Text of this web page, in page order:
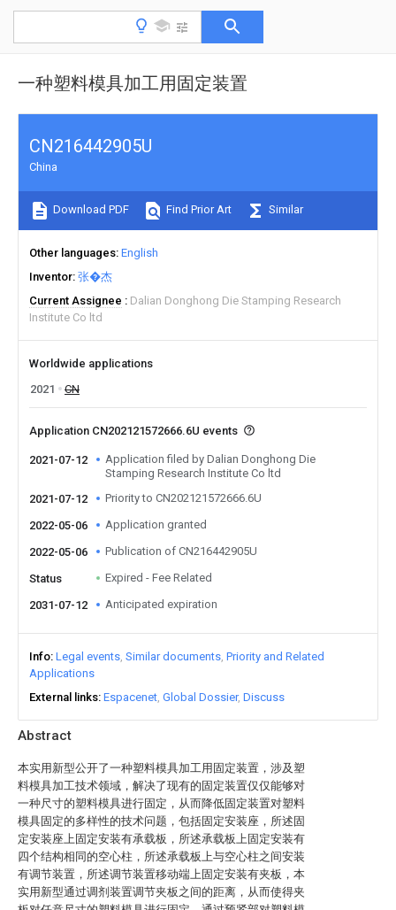
一种塑料模具加工用固定装置
Abstract
本实用新型公开了一种塑料模具加工用固定装置，涉及塑
料模具加工技术领域，解决了现有的固定装置仅仅能够对
一种尺寸的塑料模具进行固定，从而降低固定装置对塑料
模具固定的多样性的技术问题，包括固定安装座，所述固
定安装座上固定安装有承载板，所述承载板上固定安装有
四个结构相同的空心柱，所述承载板上与空心柱之间安装
有调节装置，所述调节装置移动端上固定安装有夹板，本
实用新型通过调剂装置调节夹板之间的距离，从而使得夹
CN216442905U
China
Download PDF Find Prior Art Similar
Other languages English
Inventor 张�杰
Current Assignee
Dalian Donghong Die Stamping Research
Institute Co ltd
Worldwide applications
2021
CN
Application CN202121572666.6U events
2021-07-12
Application filed by Dalian Donghong Die
Stamping Research Institute Co ltd
2021-07-12
Priority to CN202121572666.6U
2022-05-06 Application granted
2022-05-06 Publication of CN216442905U
Status Expired - Fee Related
2031-07-12 Anticipated expiration
Info Legal events Similar documents Priority and Related
Applications
External links Espacenet Global Dossier Discuss